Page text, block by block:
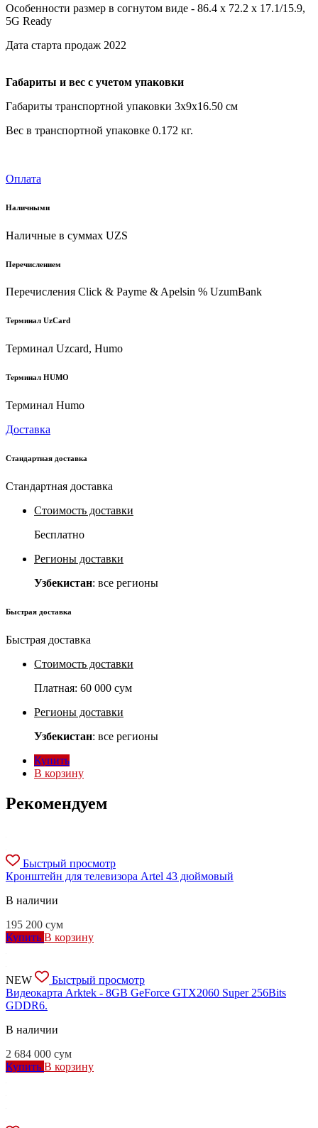
Особенности размер в согнутом виде - 86.4 x 72.2 x 17.1/15.9,
5G Ready
Дата старта продаж 2022
Габариты и вес с учетом упаковки
Габариты транспортной упаковки 3х9х16.50 см
Вес в транспортной упаковке 0.172 кг.
Оплата
Наличными
Наличные в суммах UZS
Перечислением
Перечисления Click & Payme & Apelsin % UzumBank
Терминал UzCard
Терминал Uzcard, Humo
Терминал HUMO
Терминал Humo
Доставка
Стандартная доставка
Стандартная доставка
Стоимость доставки
Бесплатно
Регионы доставки
Узбекистан: все регионы
Быстрая доставка
Быстрая доставка
Стоимость доставки
Платная: 60 000 сум
Регионы доставки
Узбекистан: все регионы
Купить
В корзину
Рекомендуем
Быстрый просмотр
Кронштейн для телевизора Artel 43 дюймовый
В наличии
195 200 сум
Купить В корзину
NEW
Быстрый просмотр
Видеокарта Arktek - 8GB GeForce GTX2060 Super 256Bits
GDDR6.
В наличии
2 684 000 сум
Купить В корзину